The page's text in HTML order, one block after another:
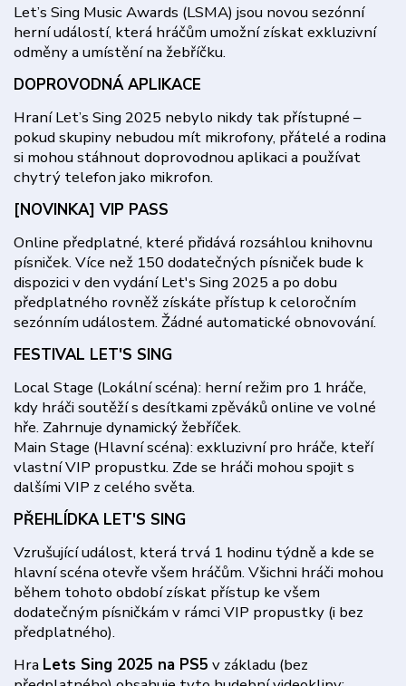
Let’s Sing Music Awards (LSMA) jsou novou sezónní
herní událostí, která hráčům umožní získat exkluzivní
odměny a umístění na žebříčku.
DOPROVODNÁ APLIKACE
Hraní Let’s Sing 2025 nebylo nikdy tak přístupné –
pokud skupiny nebudou mít mikrofony, přátelé a rodina
si mohou stáhnout doprovodnou aplikaci a používat
chytrý telefon jako mikrofon.
[NOVINKA] VIP PASS
Online předplatné, které přidává rozsáhlou knihovnu
písniček. Více než 150 dodatečných písniček bude k
dispozici v den vydání Let's Sing 2025 a po dobu
předplatného rovněž získáte přístup k celoročním
sezónním událostem. Žádné automatické obnovování.
FESTIVAL LET'S SING
Local Stage (Lokální scéna): herní režim pro 1 hráče,
kdy hráči soutěží s desítkami zpěváků online ve volné
hře. Zahrnuje dynamický žebříček.
Main Stage (Hlavní scéna): exkluzivní pro hráče, kteří
vlastní VIP propustku. Zde se hráči mohou spojit s
dalšími VIP z celého světa.
PŘEHLÍDKA LET'S SING
Vzrušující událost, která trvá 1 hodinu týdně a kde se
hlavní scéna otevře všem hráčům. Všichni hráči mohou
během tohoto období získat přístup ke všem
dodatečným písničkám v rámci VIP propustky (i bez
předplatného).
Hra Lets Sing 2025 na PS5 v základu (bez